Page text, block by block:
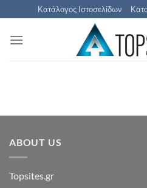
Μετάβαση
στο
περιεχόμενο
Κατάλογος Ιστοσελίδων
ABOUT US
Topsites.gr